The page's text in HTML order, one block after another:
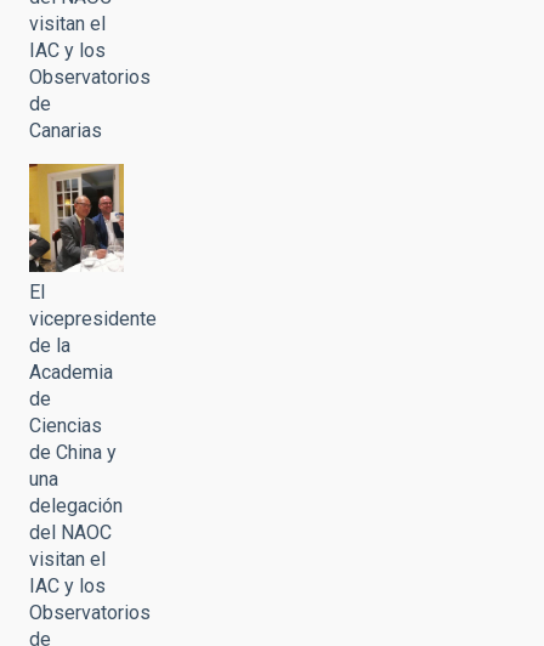
visitan el
IAC y los
Observatorios
de
Canarias
El
vicepresidente
de la
Academia
de
Ciencias
de China y
una
delegación
del NAOC
visitan el
IAC y los
Observatorios
de